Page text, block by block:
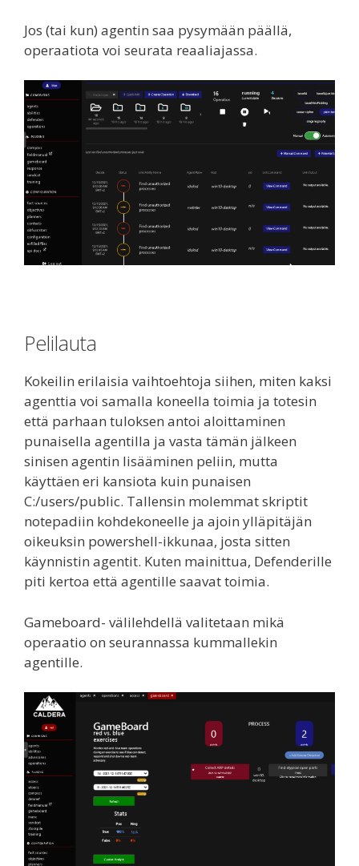
Jos (tai kun) agentin saa pysymään päällä,
operaatiota voi seurata reaaliajassa.
Pelilauta
Kokeilin erilaisia vaihtoehtoja siihen, miten kaksi
agenttia voi samalla koneella toimia ja totesin
että parhaan tuloksen antoi aloittaminen
punaisella agentilla ja vasta tämän jälkeen
sinisen agentin lisääminen peliin, mutta
käyttäen eri kansiota kuin punaisen
C:/users/public. Tallensin molemmat skriptit
notepadiin kohdekoneelle ja ajoin ylläpitäjän
oikeuksin powershell-ikkunaa, josta sitten
käynnistin agentit. Kuten mainittua, Defenderille
piti kertoa että agentille saavat toimia.
Gameboard- välilehdellä valitetaan mikä
operaatio on seurannassa kummallekin
agentille.